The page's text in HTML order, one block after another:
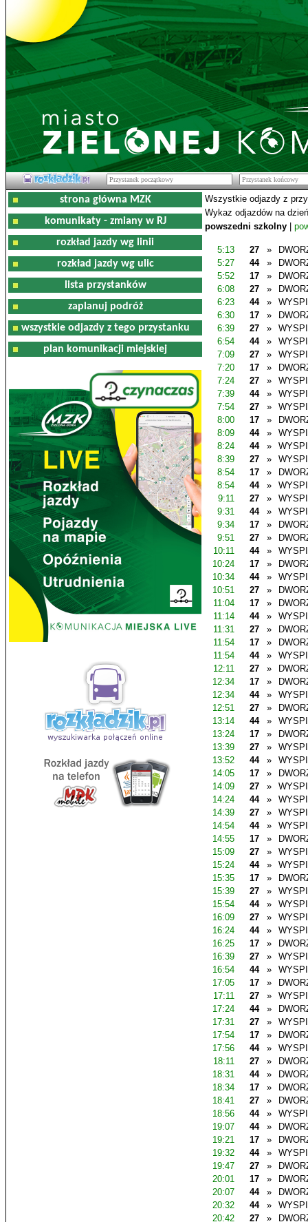
strona główna MZK
komunikaty - zmiany w RJ
rozkład jazdy wg linii
rozkład jazdy wg ulic
lista przystanków
zaplanuj podróż
wszystkie odjazdy z tego przystanku
plan komunikacji miejskiej
Wszystkie odjazdy z
Wykaz odjazdów na
powszedni szkolny
5:13 27 »
5:27
44 »
5:52
17 »
6:08
27 »
6:23
44 »
6:30
17 »
6:39
27 »
6:54
44 »
7:09
27 »
7:20
17 »
7:24
27 »
7:39
44 »
7:54
27 »
8:00
17 »
8:09
44 »
8:24
44 »
8:39
27 »
8:54
17 »
8:54
44 »
9:11
27 »
9:31
44 »
9:34
17 »
9:51
27 »
10:11
44 »
10:24
17 »
10:34
44 »
10:51
27 »
11:04
17 »
11:14
44 »
11:31
27 »
11:54
17 »
11:54
44 »
12:11
27 »
12:34
17 »
12:34
44 »
12:51
27 »
13:14
44 »
13:24
17 »
13:39
27 »
13:52
44 »
14:05
17 »
14:09
27 »
14:24
44 »
14:39
27 »
14:54
44 »
14:55
17 »
15:09
27 »
15:24
44 »
15:35
17 »
15:39
27 »
15:54
44 »
16:09
27 »
16:24
44 »
16:25
17 »
16:39
27 »
16:54
44 »
17:05
17 »
17:11
27 »
17:24
44 »
17:31
27 »
17:54
17 »
17:56
44 »
18:11
27 »
18:31
44 »
18:34
17 »
18:41
27 »
18:56
44 »
19:07
44 »
19:21
17 »
19:32
44 »
19:47
27 »
20:01
17 »
20:07
44 »
20:32
44 »
20:42
27 »